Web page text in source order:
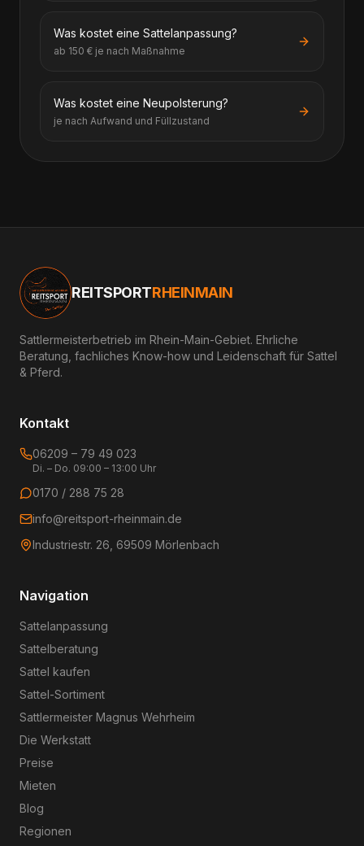
Was kostet eine Sattelanpassung?
ab 150 € je nach Maßnahme
Was kostet eine Neupolsterung?
je nach Aufwand und Füllzustand
REITSPORTRHEINMAIN
Sattlermeisterbetrieb im Rhein-Main-Gebiet. Ehrliche
Beratung, fachliches Know-how und Leidenschaft für Sattel
& Pferd.
Kontakt
06209 – 79 49 023
Di. – Do. 09:00 – 13:00 Uhr
0170 / 288 75 28
info@reitsport-rheinmain.de
Industriestr. 26, 69509 Mörlenbach
Navigation
Sattelanpassung
Sattelberatung
Sattel kaufen
Sattel-Sortiment
Sattlermeister Magnus Wehrheim
Die Werkstatt
Preise
Mieten
Blog
Regionen